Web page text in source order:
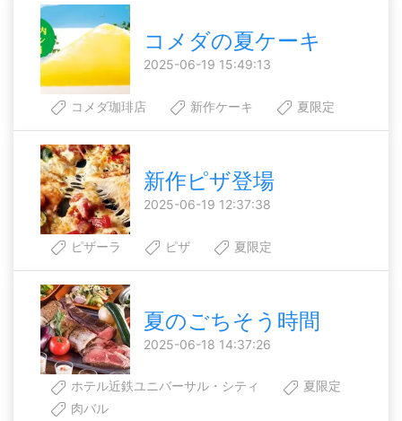
コメダの夏ケーキ
2025-06-19 15:49:13
コメダ珈琲店 新作ケーキ 夏限定
新作ピザ登場
2025-06-19 12:37:38
ピザーラ ピザ 夏限定
夏のごちそう時間
2025-06-18 14:37:26
ホテル近鉄ユニバーサル・シティ
夏限定
肉バル